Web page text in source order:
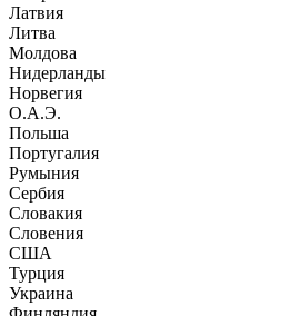
Латвия
Литва
Молдова
Нидерланды
Норвегия
О.А.Э.
Польша
Португалия
Румыния
Сербия
Словакия
Словения
США
Турция
Украина